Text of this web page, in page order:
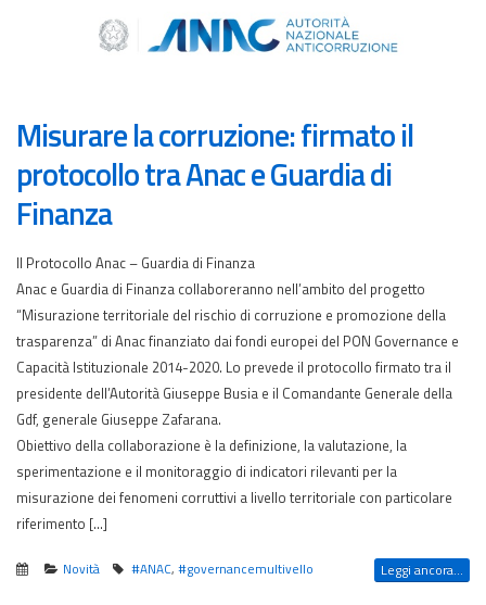
Misurare la corruzione: firmato il
protocollo tra Anac e Guardia di
Finanza
Il Protocollo Anac – Guardia di Finanza
Anac e Guardia di Finanza collaboreranno nell’ambito del progetto
“Misurazione territoriale del rischio di corruzione e promozione della
trasparenza” di Anac finanziato dai fondi europei del PON Governance e
Capacità Istituzionale 2014-2020. Lo prevede il protocollo firmato tra il
presidente dell’Autorità Giuseppe Busia e il Comandante Generale della
Gdf, generale Giuseppe Zafarana.
Obiettivo della collaborazione è la definizione, la valutazione, la
sperimentazione e il monitoraggio di indicatori rilevanti per la
misurazione dei fenomeni corruttivi a livello territoriale con particolare
riferimento […]
Novità #ANAC,#governancemultivello Leggi ancora...